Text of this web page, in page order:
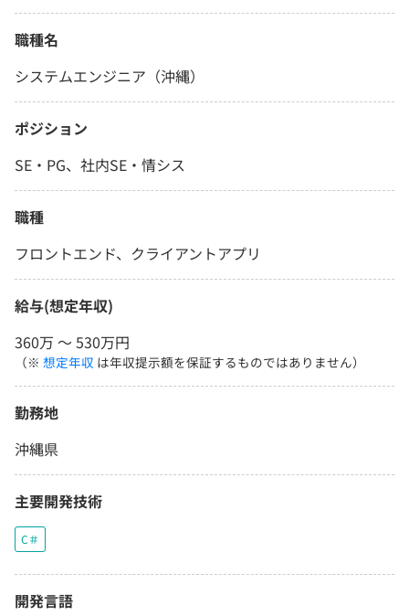
職種名
システムエンジニア（沖縄）
ポジション
SE・PG、社内SE・情シス
職種
フロントエンド、クライアントアプリ
給与(想定年収)
360万 〜 530万円
（※ 想定年収 は年収提示額を保証するものではありません）
勤務地
沖縄県
主要開発技術
C＃
開発言語